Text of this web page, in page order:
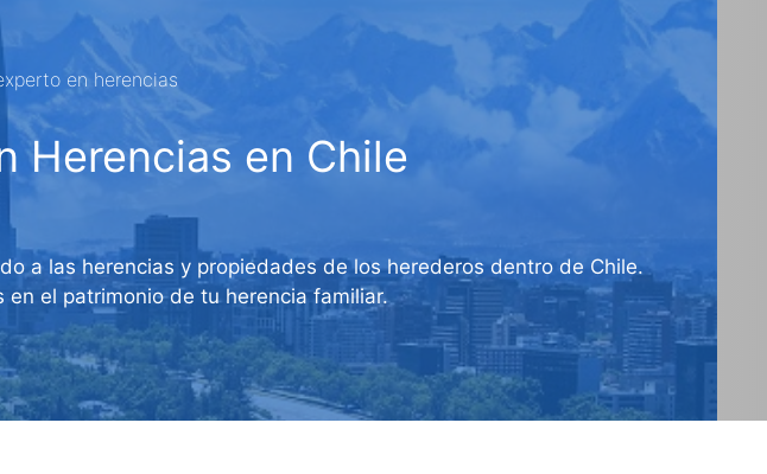
en herencias
Herencias en Chile
a las herencias y propiedades de los herederos dentro de Chile.
el patrimonio de tu herencia familiar.